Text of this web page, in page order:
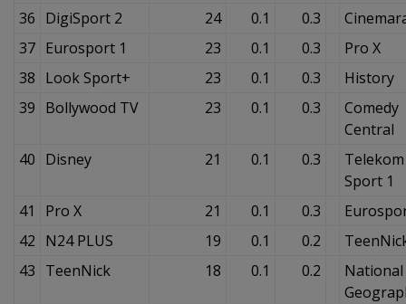
36 DigiSport 2 24 0.1 0.3
37 Eurosport 1 23 0.1 0.3
Pro X
38 Look Sport+ 23 0.1 0.3
History
39 Bollywood TV 23 0.1 0.3
Comedy
Central
40 Disney 21 0.1 0.3
Telekom
Sport 1
41
Pro X 21 0.1 0.3
42 N24 PLUS 19 0.1 0.2
43 TeenNick 18 0.1 0.2
National